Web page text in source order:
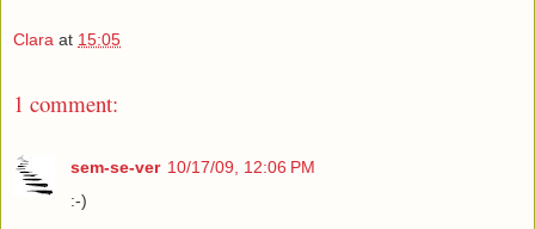
Clara at 15:05
1 comment:
sem-se-ver 10/17/09, 12:06 PM
:-)